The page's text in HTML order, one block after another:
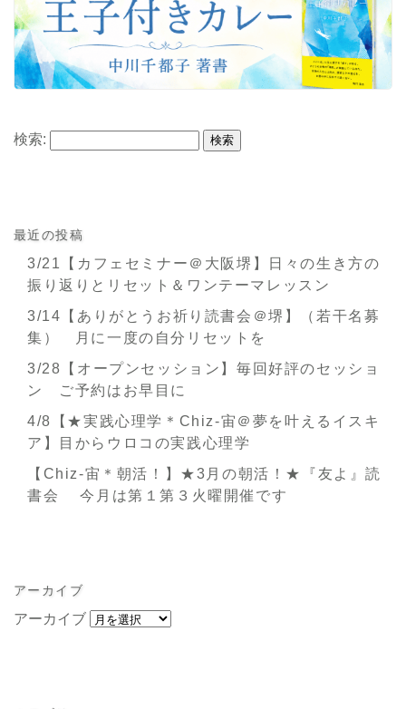
検索:
最近の投稿
3/21【カフェセミナー＠大阪堺】日々の生き方の
振り返りとリセット＆ワンテーマレッスン
3/14【ありがとうお祈り読書会＠堺】（若干名募
集） 月に一度の自分リセットを
3/28【オープンセッション】毎回好評のセッショ
ン ご予約はお早目に
4/8【★実践心理学＊Chiz-宙＠夢を叶えるイスキ
ア】目からウロコの実践心理学
【Chiz-宙＊朝活！】★3月の朝活！★『友よ』読
書会 今月は第１第３火曜開催です
アーカイブ
アーカイブ